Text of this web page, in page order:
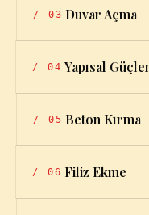
/ 03 Duvar Açma
/ 04 Yapısal
/ 05 Beton Kırma
/ 06 Filiz Ekme